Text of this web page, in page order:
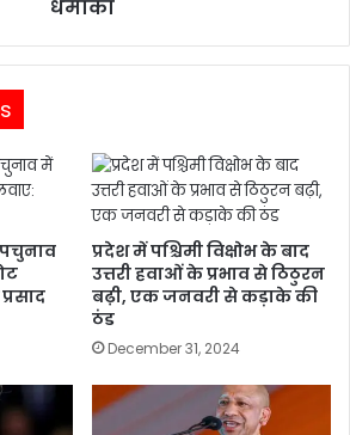
धमाका
प्रदेश में पश्चिमी विक्षोभ के बाद
उत्तरी हवाओं के प्रभाव से ठिठुरन
बढ़ी, एक जनवरी से कड़ाके की
ठंड
December 31, 2024